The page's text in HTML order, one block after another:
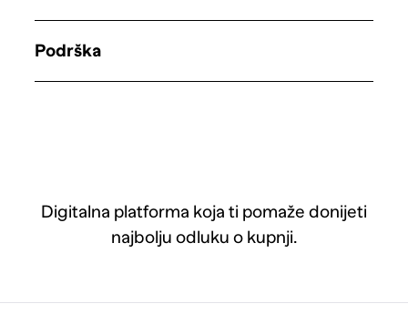
Digitalna platforma koja ti pomaže donijeti
najbolju odluku o kupnji.
Podrška